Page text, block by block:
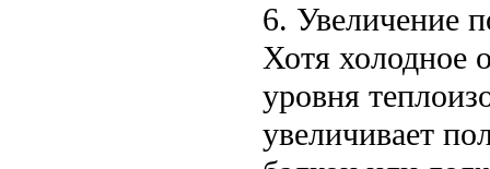
6. Увеличение
Хотя холодное
уровня
увеличивает